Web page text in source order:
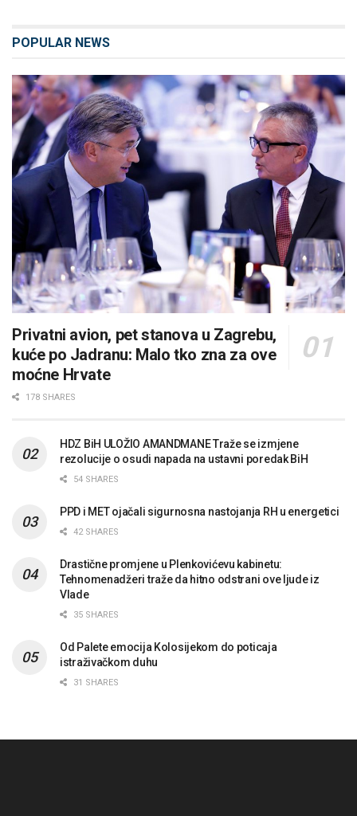
POPULAR NEWS
Privatni avion, pet stanova u Zagrebu,
kuće po Jadranu: Malo tko zna za ove
moćne Hrvate
178 SHARES
HDZ BiH ULOŽIO AMANDMANE Traže se izmjene
rezolucije o osudi napada na ustavni poredak BiH
54 SHARES
PPD i MET ojačali sigurnosna nastojanja RH u energetici
42 SHARES
Drastične promjene u Plenkovićevu kabinetu:
Tehnomenadžeri traže da hitno odstrani ove ljude iz
Vlade
35 SHARES
Od Palete emocija Kolosijekom do poticaja
istraživačkom duhu
31 SHARES